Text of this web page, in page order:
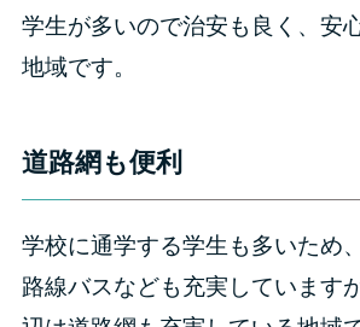
学生が多いので治安も良く、安
地域です。
道路網も便利
学校に通学する学生も多いため
路線バスなども充実しています